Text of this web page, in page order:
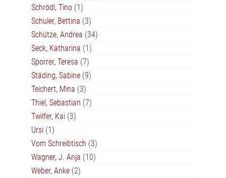
Schrödl, Tino (1)
Schuler, Bettina (3)
Schütze, Andrea (34)
Seck, Katharina (1)
Sporrer, Teresa (7)
Städing, Sabine (9)
Teichert, Mina (3)
Thiel, Sebastian (7)
Twilfer, Kai (3)
Ursi (1)
Vom Schreibtisch (3)
Wagner, J. Anja (10)
Weber, Anke (2)